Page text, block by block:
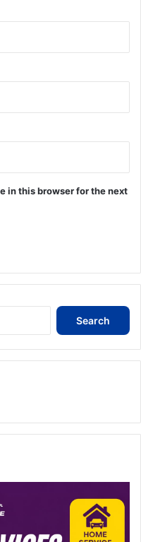
in this browser for the next
Search
for: